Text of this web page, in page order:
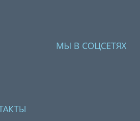
МЫ В СОЦСЕТЯХ